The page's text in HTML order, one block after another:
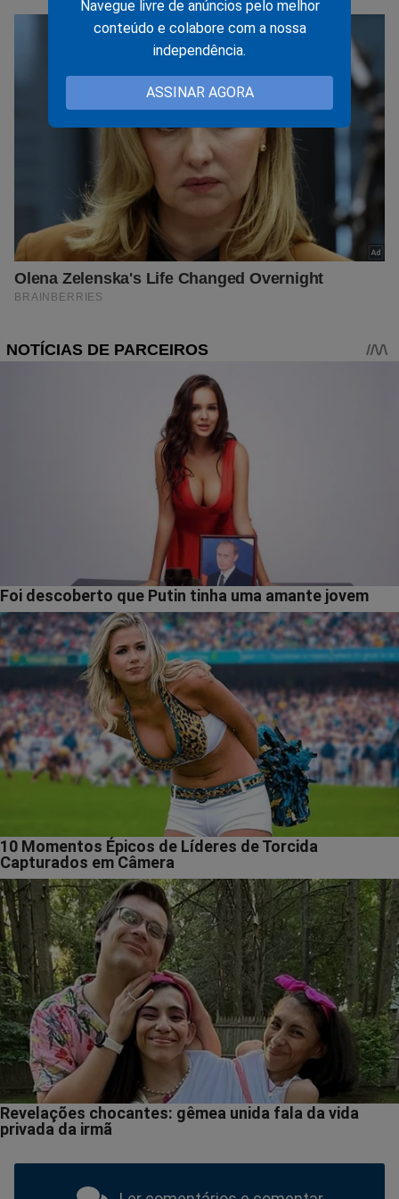
Navegue livre de anúncios pelo melhor
conteúdo e colabore com a nossa
independência.
ASSINAR AGORA